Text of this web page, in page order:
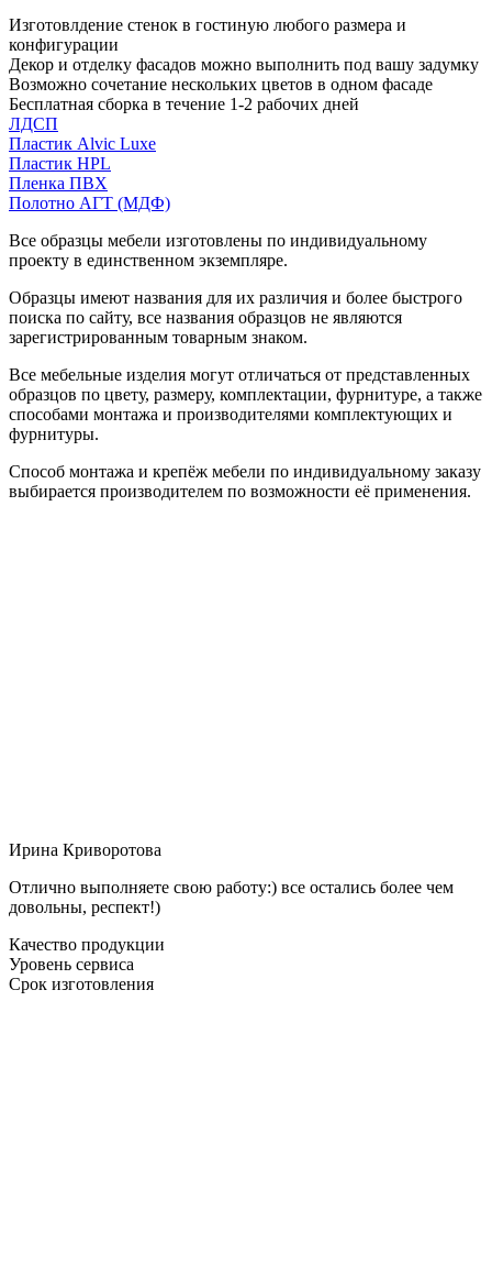
Изготовлдение стенок в гостиную любого размера и
конфигурации
Декор и отделку фасадов можно выполнить под вашу задумку
Возможно сочетание нескольких цветов в одном фасаде
Бесплатная сборка в течение 1-2 рабочих дней
ЛДСП
Пластик Alvic Luxe
Пластик HPL
Пленка ПВХ
Полотно АГТ (МДФ)
Все образцы мебели изготовлены по индивидуальному
проекту в единственном экземпляре.
Образцы имеют названия для их различия и более быстрого
поиска по сайту, все названия образцов не являются
зарегистрированным товарным знаком.
Все мебельные изделия могут отличаться от представленных
образцов по цвету, размеру, комплектации, фурнитуре, а также
способами монтажа и производителями комплектующих и
фурнитуры.
Способ монтажа и крепёж мебели по индивидуальному заказу
выбирается производителем по возможности её применения.
Ирина Криворотова
Отлично выполняете свою работу:) все остались более чем
довольны, респект!)
Качество продукции
Уровень сервиса
Срок изготовления